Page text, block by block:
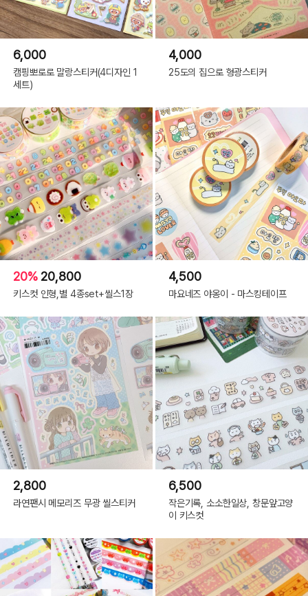
6,000
캠핑뽀로로 말랑스티커(4디자인 1
세트)
4,000
25도의 집으로 형광스티커
20% 20,800
키스컷 인형,별 4종set+씰스1장
4,500
마요네즈 야옹이 - 마스킹테이프
2,800
라연팬시 메모리즈 무광 씰스티커
6,500
작은기록, 소소한일상, 창문앞고양
이 키스컷